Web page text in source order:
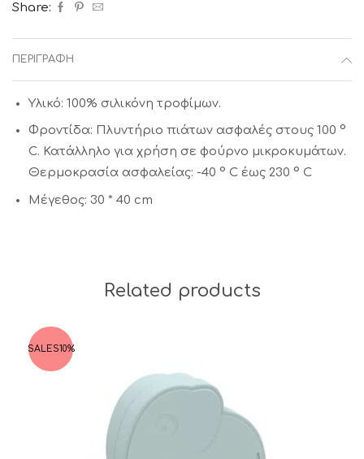
Share:
ΠΕΡΙΓΡΑΦΉ
Υλικό: 100% σιλικόνη τροφίμων.
Φροντίδα: Πλυντήριο πιάτων ασφαλές στους 100 °
C. Κατάλληλο για χρήση σε φούρνο μικροκυμάτων.
Θερμοκρασία ασφαλείας: -40 ° C έως 230 ° C
Μέγεθος: 30 * 40 cm
Related products
SALES10%